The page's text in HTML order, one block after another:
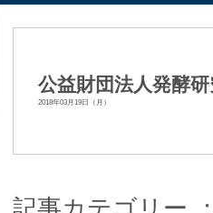
公益財団法人発酵
2018年03月19日（月）
公益社団法人日本生化学会